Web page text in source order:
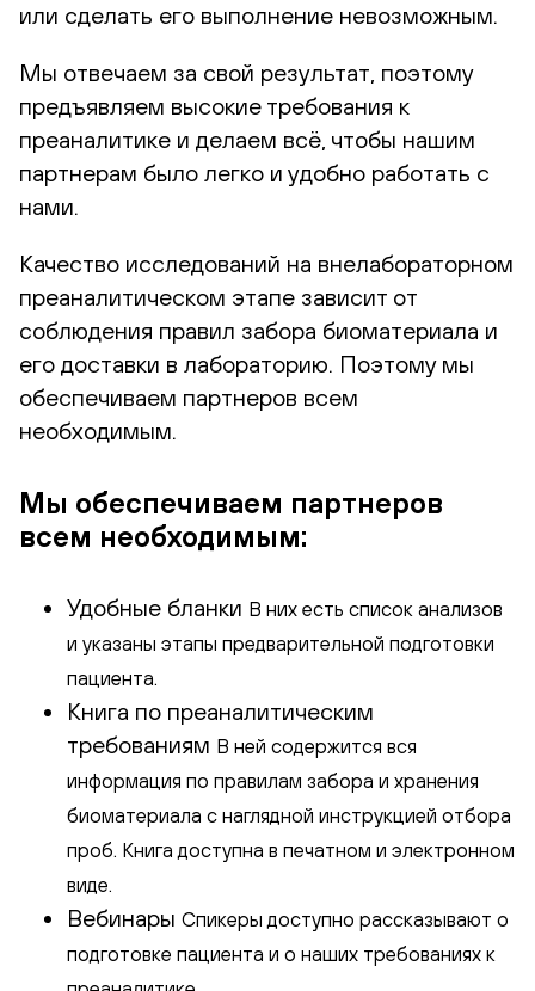
или сделать его выполнение невозможным.
Мы отвечаем за свой результат, поэтому
предъявляем высокие требования к
преаналитике и делаем всё, чтобы нашим
партнерам было легко и удобно работать с
нами.
Качество исследований на внелабораторном
преаналитическом этапе зависит от
соблюдения правил забора биоматериала и
его доставки в лабораторию. Поэтому мы
обеспечиваем партнеров всем
необходимым.
Мы обеспечиваем партнеров
всем необходимым:
Удобные бланки В них есть список анализов
и указаны этапы предварительной подготовки
пациента.
Книга по преаналитическим
требованиям В ней содержится вся
информация по правилам забора и хранения
биоматериала с наглядной инструкцией отбора
проб. Книга доступна в печатном и электронном
виде.
Вебинары Спикеры доступно рассказывают о
подготовке пациента и о наших требованиях к